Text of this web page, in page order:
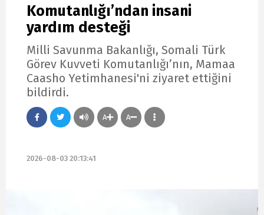
Komutanlığı’ndan insani
yardım desteği
Milli Savunma Bakanlığı, Somali Türk
Görev Kuvveti Komutanlığı’nın, Mamaa
Caasho Yetimhanesi'ni ziyaret ettiğini
bildirdi.
A A
2026-08-03 20:13:41